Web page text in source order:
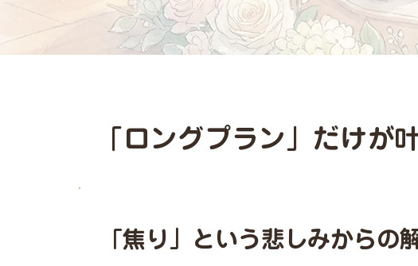
「ロングプラン」だけが
「焦り」という悲しみからの